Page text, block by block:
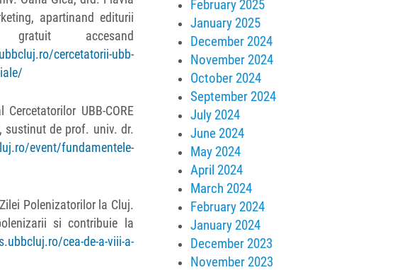
apartinand editurii
accesand
cercetatorii-ubb-
UBB-CORE
sustinut de prof. univ. dr.
event/fundamentele-
Polenizatorilor la Cluj.
si contribuie la
cea-de-a-viii-a-
February 2025
January 2025
December 2024
November 2024
October 2024
September 2024
July 2024
June 2024
May 2024
April 2024
March 2024
February 2024
January 2024
December 2023
November 2023